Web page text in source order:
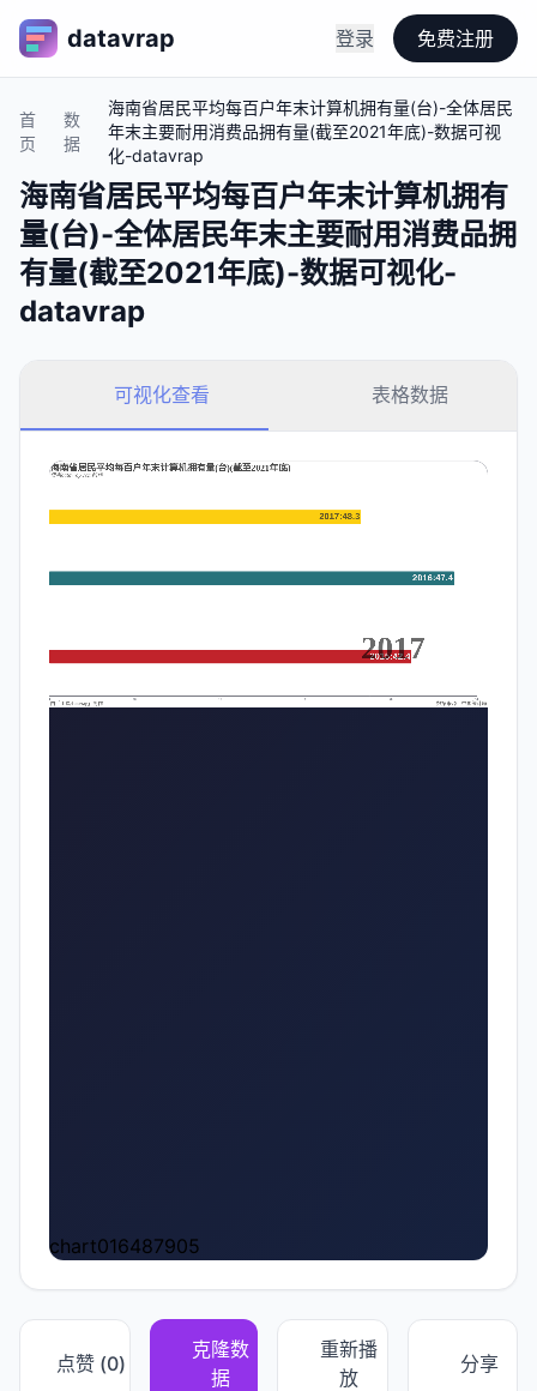
datavrap 登录 免费注册
首
页
数
据
海南省居民平均每百户年末计算机拥有量(台)-全体居民
年末主要耐用消费品拥有量(截至2021年底)-数据可视
化-datavrap
海南省居民平均每百户年末计算机拥有
量(台)-全体居民年末主要耐用消费品拥
有量(截至2021年底)-数据可视化-
datavrap
可视化查看 表格数据
chart016487905
点赞 (0)
克隆数
据
重新播
放
分享